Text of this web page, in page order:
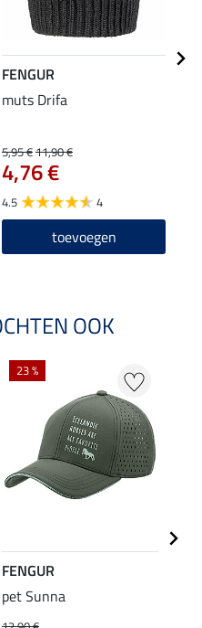
FENGUR
muts Drifa
5,95 €11,90 €
4,76 €
4.5 4
toevoegen
OOK
23 %
FENGUR
pet Sunna